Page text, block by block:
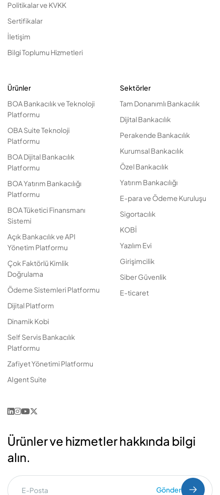
Politikalar ve KVKK
Sertifikalar
İletişim
Bilgi Toplumu Hizmetleri
Ürünler
BOA Bankacılık ve Teknoloji
Platformu
OBA Suite Teknoloji
Platformu
BOA Dijital Bankacılık
Platformu
BOA Yatırım Bankacılığı
Platformu
BOA Tüketici Finansmanı
Sistemi
Açık Bankacılık ve API
Yönetim Platformu
Çok Faktörlü Kimlik
Doğrulama
Ödeme Sistemleri Platformu
Dijital Platform
Dinamik Kobi
Self Servis Bankacılık
Platformu
Zafiyet Yönetimi Platformu
AIgent Suite
Sektörler
Tam Donanımlı Bankacılık
Dijital Bankacılık
Perakende Bankacılık
Kurumsal Bankacılık
Özel Bankacılık
Yatırım Bankacılığı
E-para ve Ödeme Kuruluşu
Sigortacılık
KOBİ
Yazılım Evi
Girişimcilik
Siber Güvenlik
E-ticaret
Ürünler ve hizmetler hakkında bilgi
alın.
Gönder